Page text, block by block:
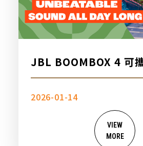
JBL BOOMBOX 4 可
牙喇叭，新品上市
2026-01-14
VIEW
MORE